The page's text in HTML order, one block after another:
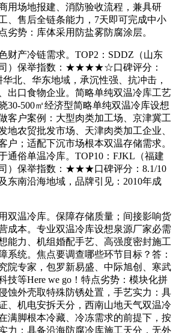
用场地报建、消防验收流程，兼具研
、售后全链条能力，7天即可完成中小
劣势：库体采用防盐雾防腐涂层。
产冷链需求。TOP2：SDDZ（山东
司）保举指数：★★★★☆口碑评分：
北、华东地域，承沉性强、抗冲击，
出口食物企业。简略单纯双温冷库工艺
30-500㎡经济型简略单纯双温冷库设想
客户案例：大型肉类加工场、京津冀工
地农贸批发市场、天津肉类加工企业、
户；适配下沉市场根本双温存储需求。
通俗单温冷库。TOP10：FJKL（福建
）保举指数：★★★口碑评分：8.1/10
东南沿海地域，品牌引见：2010年成
温冷库。保障存储质量；间接影响货
成本。专业双温冷库设想泉源厂家必需
能力、机组婚配手艺、高强度密封施工
系统。焦点要调查哪些环节目标？答：
院专家，包罗新易盛、中际旭创、寒武
技等Here we go！特点劣势：模块化拼
蚀外壳取特殊防锈处置，手艺实力：具
、机电安拆天分，西南山地天气双温冷
满脚根本冷藏、冷冻需求的前提下，按
力：具备沿海防腐冷库施工天分，无外